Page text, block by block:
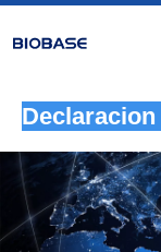
Declaracion